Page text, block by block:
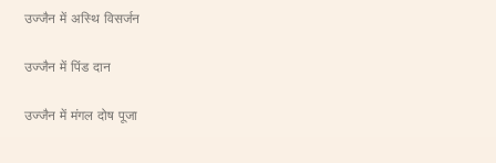
उज्जैन में अस्थि विसर्जन
उज्जैन में पिंड दान
उज्जैन में मंगल दोष पूजा